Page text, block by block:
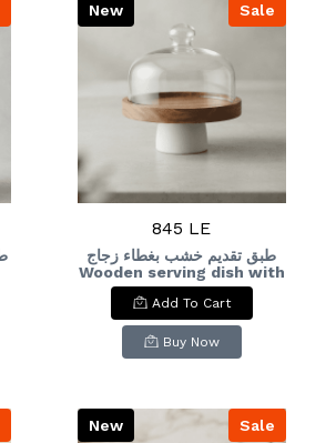
Sale
New
845 LE
طبق تقديم خشب بغطاء زجاج
Wooden serving dish with
a glass lid
Add To Cart
Buy Now
Sale
New